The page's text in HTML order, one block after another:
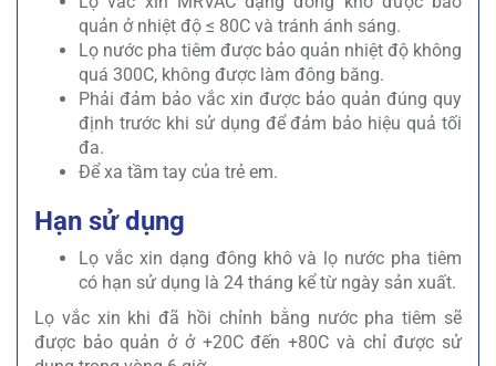
quản ở nhiệt độ ≤ 80C và tránh ánh sáng.
Lọ nước pha tiêm được bảo quản nhiệt độ không
quá 300C, không được làm đông băng.
Phải đảm bảo vắc xin được bảo quản đúng quy
định trước khi sử dụng để đảm bảo hiệu quả tối
đa.
Để xa tầm tay của trẻ em.
Hạn sử dụng
Lọ vắc xin dạng đông khô và lọ nước pha tiêm
có hạn sử dụng là 24 tháng kể từ ngày sản xuất.
Lọ vắc xin khi đã hồi chỉnh bằng nước pha tiêm sẽ
được bảo quản ở ở +20C đến +80C và chỉ được sử